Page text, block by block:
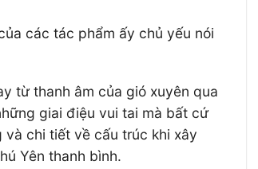
các tác phẩm ấy chủ yếu nói
từ thanh âm của gió xuyên qua
giai điệu vui tai mà bất cứ
chi tiết về cấu trúc khi xây
Yên thanh bình.